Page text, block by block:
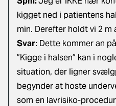
kigget ned i patientens
min. Derefter holdt vi 2 m
Svar: Dette kommer an
”Kigge i halsen” kan i
situation, der ligner
begynder at hoste
som en lavrisiko-